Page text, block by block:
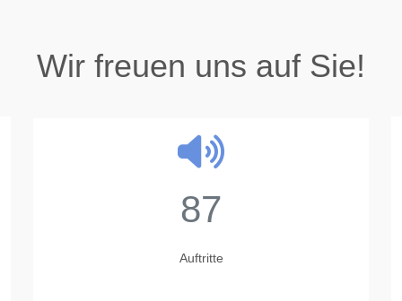
Wir freuen uns auf Sie!
87
Auftritte